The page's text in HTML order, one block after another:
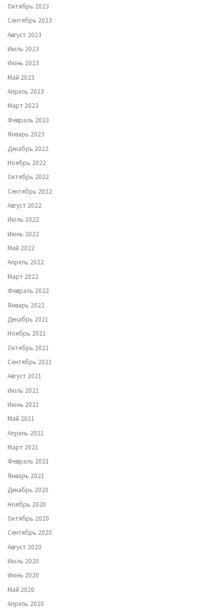
Октябрь 2023
Сентябрь 2023
Август 2023
Июль 2023
Июнь 2023
Май 2023
Апрель 2023
Март 2023
Февраль 2023
Январь 2023
Декабрь 2022
Ноябрь 2022
Октябрь 2022
Сентябрь 2022
Август 2022
Июль 2022
Июнь 2022
Май 2022
Апрель 2022
Март 2022
Февраль 2022
Январь 2022
Декабрь 2021
Ноябрь 2021
Октябрь 2021
Сентябрь 2021
Август 2021
Июль 2021
Июнь 2021
Май 2021
Апрель 2021
Март 2021
Февраль 2021
Январь 2021
Декабрь 2020
Ноябрь 2020
Октябрь 2020
Сентябрь 2020
Август 2020
Июль 2020
Июнь 2020
Май 2020
Апрель 2020